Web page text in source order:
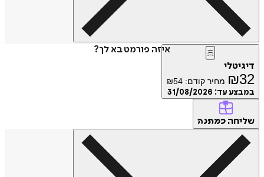
איזה פורמט בא לך?
דיגיטלי
₪32 מחיר קודם: ₪54
במבצע עד: 31/08/2026
שליחה כמתנה